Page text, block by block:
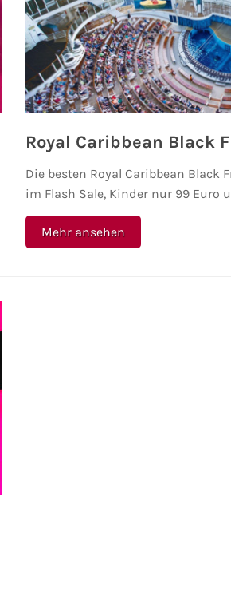
Royal Caribbean Black
Die besten Royal Caribbean Black
im Flash Sale, Kinder nur 99 Euro
Mehr ansehen